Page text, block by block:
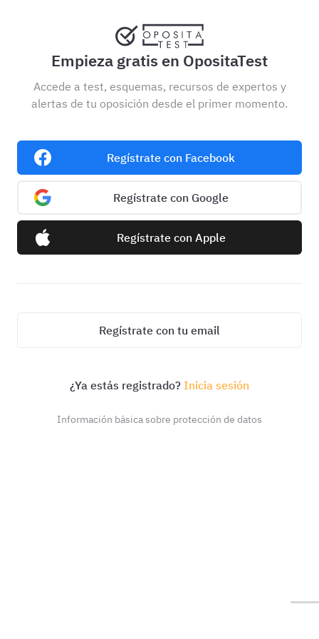
Empieza gratis en OpositaTest
Accede a test, esquemas, recursos de expertos y
alertas de tu oposición desde el primer momento.
Regístrate con Facebook
Regístrate con Google
Regístrate con Apple
Regístrate con tu email
¿Ya estás registrado? Inicia sesión
Información básica sobre protección de datos